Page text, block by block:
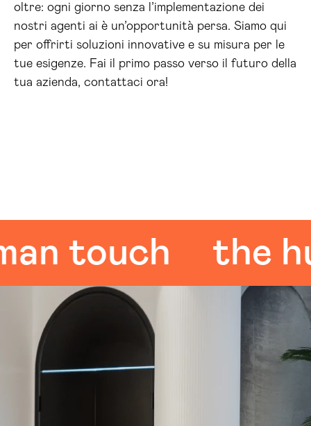
oltre: ogni giorno senza l’implementazione dei
nostri agenti ai è un’opportunità persa. Siamo qui
per offrirti soluzioni innovative e su misura per le
tue esigenze. Fai il primo passo verso il futuro della
tua azienda, contattaci ora!
the